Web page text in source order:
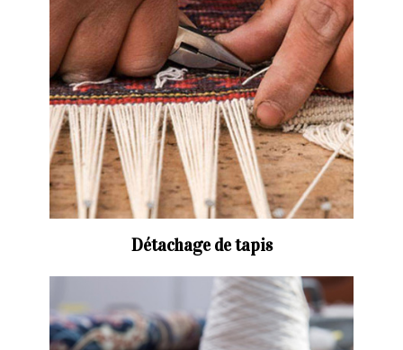
Détachage de tapis